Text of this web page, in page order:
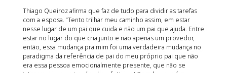
Thiago Queiroz afirma que faz de tudo para dividir as tarefas
com a esposa. “Tento trilhar meu caminho assim, em estar
nesse lugar de um pai que cuida e não um pai que ajuda. Entre
estar no lugar do que cria junto e não apenas um provedor,
então, essa mudança pra mim foi uma verdadeira mudança no
paradigma da referência de pai do meu próprio pai que não
era essa pessoa emocionalmente presente, que não se